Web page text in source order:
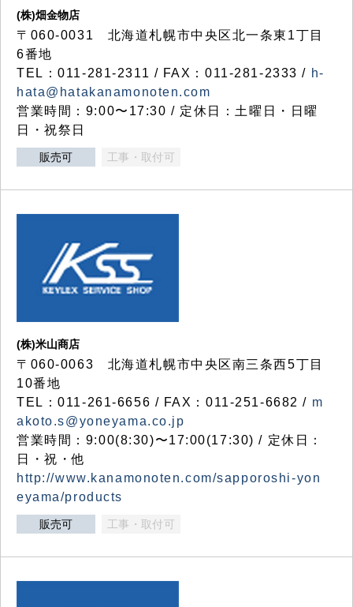
(株)畑金物店
〒060-0031 北海道札幌市中央区北一条東1丁目
6番地
TEL：011-281-2311 / FAX：011-281-2333 / h-
hata@hatakanamonoten.com
営業時間：9:00〜17:30 / 定休日：土曜日・日曜
日・祝祭日
販売可 工事・取付可
(株)米山商店
〒060-0063 北海道札幌市中央区南三条西5丁目
10番地
TEL：011-261-6656 / FAX：011-251-6682 / m
akoto.s@yoneyama.co.jp
営業時間：9:00(8:30)〜17:00(17:30) / 定休日：
日・祝・他
http://www.kanamonoten.com/sapporoshi-yon
eyama/products
販売可 工事・取付可